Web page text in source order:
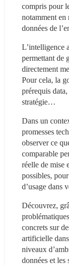
compris pour
notamment en
données de
L’intelligence
permettant de
directement
Pour cela, la
prérequis
stratégie…
Dans un
promesses
observer ce
comparable
réelle de mise
possibles,
d’usage dans
Découvrez,
concrets sur
artificielle
niveaux
données et les